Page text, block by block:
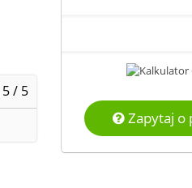
5/ 5
Zapytaj o